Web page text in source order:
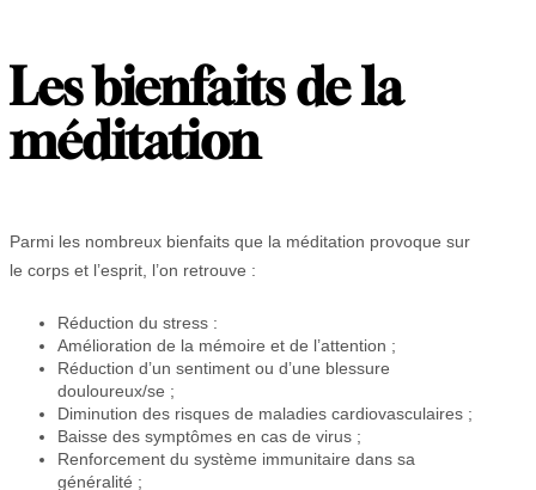
Les bienfaits de la
méditation
Parmi les nombreux bienfaits que la méditation provoque sur
le corps et l’esprit, l’on retrouve :
Réduction du stress :
Amélioration de la mémoire et de l’attention ;
Réduction d’un sentiment ou d’une blessure
douloureux/se ;
Diminution des risques de maladies cardiovasculaires ;
Baisse des symptômes en cas de virus ;
Renforcement du système immunitaire dans sa
généralité ;